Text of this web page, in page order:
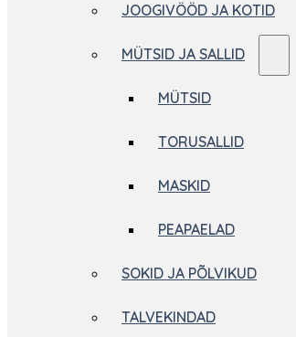
JOOGIVÖÖD JA KOTID
MÜTSID JA SALLID
MÜTSID
TORUSALLID
MASKID
PEAPAELAD
SOKID JA PÕLVIKUD
TALVEKINDAD